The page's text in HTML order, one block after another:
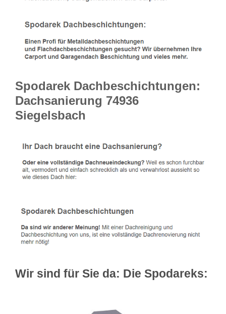
Spodarek Dachbeschichtungen:
Dachsanierung 74936
Siegelsbach
Wir sind für Sie da: Die Spodareks: